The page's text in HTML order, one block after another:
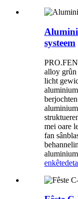
systeem
alloy grûn
licht
mei oare
fan
enkête